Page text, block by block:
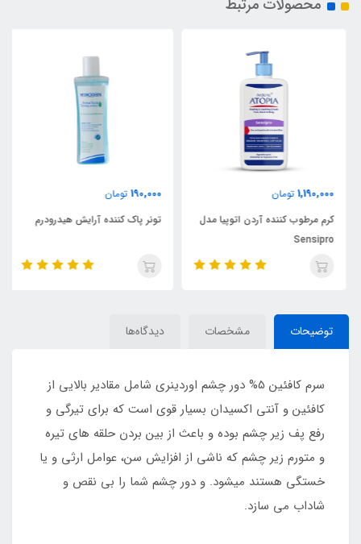
محصولات مرتبط
1,190,000 تومان
کرم مرطوب کننده آردن اتوپیا مدل
Sensipro
190,000 تومان
تونر پاک کننده آرایش هیدرودرم
توضیحات مشخصات دیدگاه‌ها
سرم کافئین 5% دور چشم اوردینری شامل مقادیر بالایی از
کافئین و آنتی اکسیدان بسیار قوی است که برای تیرگی و
رفع پف زیر چشم بوده و باعث از بین بردن حلقه های تیره
و متورم زیر چشم که ناشی از افزایش سن، عوامل ارثی و یا
خستگی هستند میشود. و دور چشم شما را بی نقص و
شاداب می سازد.